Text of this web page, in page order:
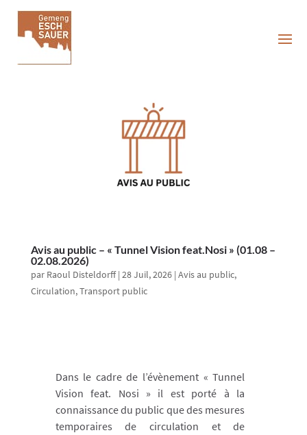
Avis au public – « Tunnel Vision feat.Nosi » (01.08 –
02.08.2026)
par Raoul Disteldorff| 28 Juil, 2026| Avis au public,
Circulation,Transport public
Dans le cadre de l’évènement « Tunnel
Vision feat. Nosi » il est porté à la
connaissance du public que des mesures
temporaires de circulation et de